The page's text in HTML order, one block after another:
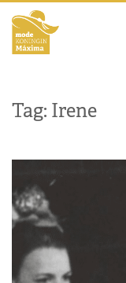
Tag: Irene